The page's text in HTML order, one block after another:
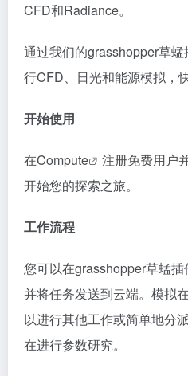
CFD和Radiance。
通过我们的grasshopper草蜢
行CFD、日光和能源模拟，
开始使用
在Compute 注册免费用户
开始您的探索之旅。
工作流程
您可以在grasshopper草蜢插
并将任务发送到云端。模拟
以进行其他工作或简单地分
在进行参数研究。